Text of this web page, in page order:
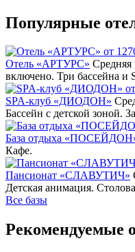
Популярные
от
Отель «АРТУРС» Средняя
включено. Три бассейна и
SPA-клуб «ДИОДОН»
Бассейн с детской зоной.
База отдыха
Кафе.
Пансионат «СЛАВУТИЧ»
Детская анимация.
Все базы
Рекомендуемые